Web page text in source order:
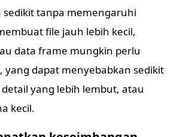
sedikit tanpa memengaruhi
file jauh lebih kecil,
data frame mungkin perlu
yang dapat menyebabkan sedikit
yang lebih lembut, atau
kecil.